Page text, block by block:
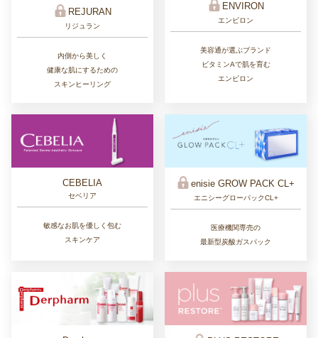
REJURAN
リジュラン
内側から美しく
健康な肌にするための
スキンヒーリング
ENVIRON
エンビロン
美容通が選ぶブランド
ビタミンAで肌を育む
エンビロン
CEBELIA
セベリア
敏感なお肌を優しく包む
スキンケア
enisie GROW PACK CL+
エニシーグローパックCL+
医療機関専売の
最新型炭酸ガスパック